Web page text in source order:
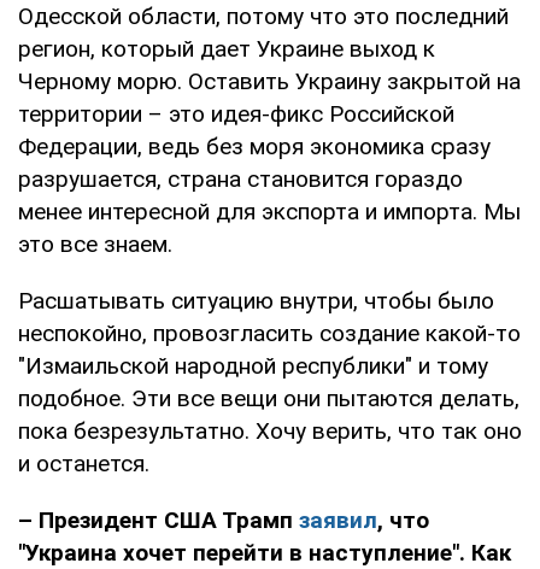
Одесской области, потому что это последний
регион, который дает Украине выход к
Черному морю. Оставить Украину закрытой на
территории – это идея-фикс Российской
Федерации, ведь без моря экономика сразу
разрушается, страна становится гораздо
менее интересной для экспорта и импорта. Мы
это все знаем.
Расшатывать ситуацию внутри, чтобы было
неспокойно, провозгласить создание какой-то
"Измаильской народной республики" и тому
подобное. Эти все вещи они пытаются делать,
пока безрезультатно. Хочу верить, что так оно
и останется.
– Президент США Трамп заявил, что
"Украина хочет перейти в наступление". Как